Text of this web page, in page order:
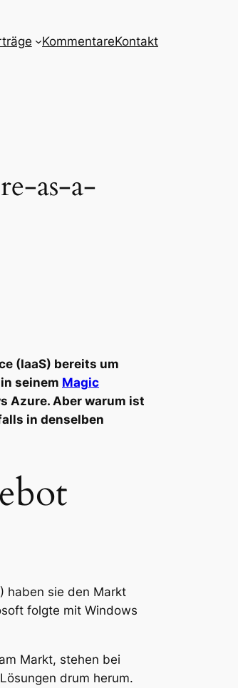
KommentareKontakt
as-a-
(IaaS) bereits um
seinem Magic
Azure. Aber warum ist
in denselben
haben sie den Markt
folgte mit Windows
Markt, stehen bei
drum herum.